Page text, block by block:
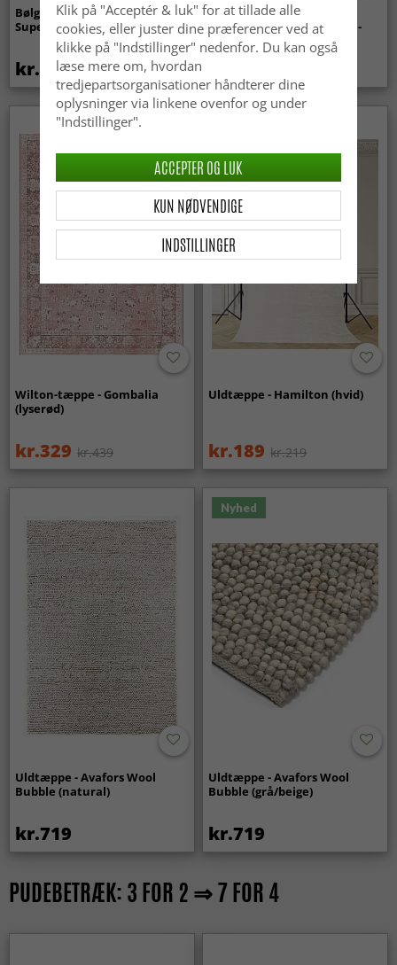
Bølget ryatæppe - Aranga
Super Soft Fur (beige)
kr.369
Tæpper til
indendørs/udendørs brug -
Arlo (beige)
Wilton-tæppe - Gombalia
(lyserød)
kr.329 kr.439
Uldtæppe - Hamilton (hvid)
kr.189 kr.219
Uldtæppe - Avafors Wool
Bubble (natural)
kr.719
Nyhed
Uldtæppe - Avafors Wool
Bubble (grå/beige)
kr.719
PUDEBETRÆK: 3 FOR 2 ⇒ 7 FOR 4
Klik på "Acceptér & luk" for at tillade alle
cookies, eller juster dine præferencer ved at
klikke på "Indstillinger" nedenfor. Du kan også
læse mere om, hvordan
tredjepartsorganisationer håndterer dine
oplysninger via linkene ovenfor og under
"Indstillinger".
INDSTILLINGER
KUN NØDVENDIGE
ACCEPTER OG LUK